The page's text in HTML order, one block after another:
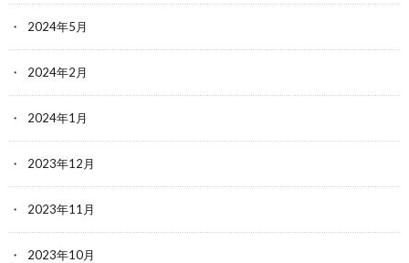
2024年5月
2024年2月
2024年1月
2023年12月
2023年11月
2023年10月